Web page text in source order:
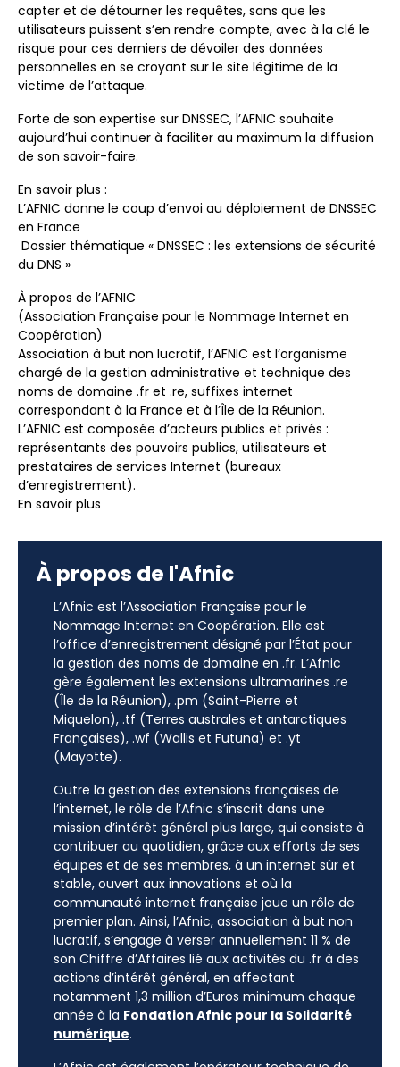
capter et de détourner les requêtes, sans que les
utilisateurs puissent s’en rendre compte, avec à la clé le
risque pour ces derniers de dévoiler des données
personnelles en se croyant sur le site légitime de la
victime de l’attaque.
Forte de son expertise sur DNSSEC, l’AFNIC souhaite
aujourd’hui continuer à faciliter au maximum la diffusion
de son savoir-faire.
En savoir plus :
L’AFNIC donne le coup d’envoi au déploiement de DNSSEC
en France
Dossier thématique « DNSSEC : les extensions de sécurité
du DNS »
À propos de l’AFNIC
(Association Française pour le Nommage Internet en
Coopération)
Association à but non lucratif, l’AFNIC est l’organisme
chargé de la gestion administrative et technique des
noms de domaine .fr et .re, suffixes internet
correspondant à la France et à l’Île de la Réunion.
L’AFNIC est composée d’acteurs publics et privés :
représentants des pouvoirs publics, utilisateurs et
prestataires de services Internet (bureaux
d’enregistrement).
En savoir plus
À propos de l'Afnic
L’Afnic est l’Association Française pour le
Nommage Internet en Coopération. Elle est
l’office d’enregistrement désigné par l’État pour
la gestion des noms de domaine en .fr. L’Afnic
gère également les extensions ultramarines .re
(Île de la Réunion), .pm (Saint-Pierre et
Miquelon), .tf (Terres australes et antarctiques
Françaises), .wf (Wallis et Futuna) et .yt
(Mayotte).
Outre la gestion des extensions françaises de
l’internet, le rôle de l’Afnic s’inscrit dans une
mission d’intérêt général plus large, qui consiste à
contribuer au quotidien, grâce aux efforts de ses
équipes et de ses membres, à un internet sûr et
stable, ouvert aux innovations et où la
communauté internet française joue un rôle de
premier plan. Ainsi, l’Afnic, association à but non
lucratif, s’engage à verser annuellement 11 % de
son Chiffre d’Affaires lié aux activités du .fr à des
actions d’intérêt général, en affectant
notamment 1,3 million d’Euros minimum chaque
année à la Fondation Afnic pour la Solidarité
numérique.